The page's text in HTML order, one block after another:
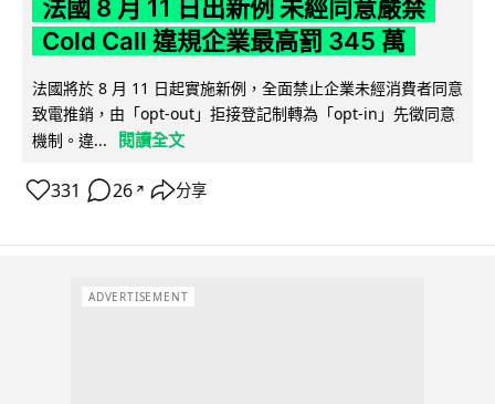
法國 8 月 11 日出新例 未經同意嚴禁
Cold Call 違規企業最高罰 345 萬
法國將於 8 月 11 日起實施新例，全面禁止企業未經消費者同意
致電推銷，由「opt-out」拒接登記制轉為「opt-in」先徵同意
機制。違...
閱讀全文
331 26 ↗ 分享
ADVERTISEMENT